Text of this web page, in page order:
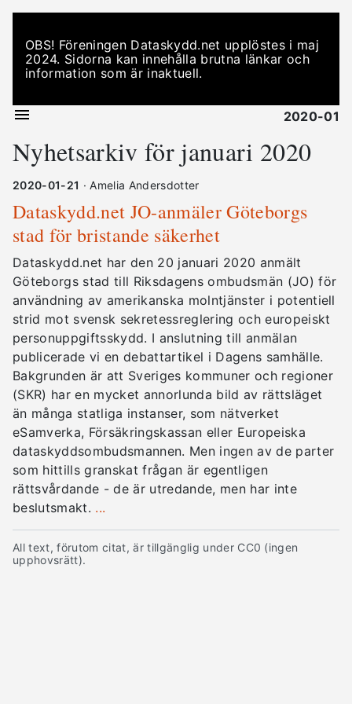
OBS! Föreningen Dataskydd.net upplöstes i maj
2024. Sidorna kan innehålla brutna länkar och
information som är inaktuell.
2020-01
Nyhetsarkiv för januari 2020
2020-01-21 · Amelia Andersdotter
Dataskydd.net JO-anmäler Göteborgs
stad för bristande säkerhet
Dataskydd.net har den 20 januari 2020 anmält
Göteborgs stad till Riksdagens ombudsmän (JO) för
användning av amerikanska molntjänster i potentiell
strid mot svensk sekretessreglering och europeiskt
personuppgiftsskydd. I anslutning till anmälan
publicerade vi en debattartikel i Dagens samhälle.
Bakgrunden är att Sveriges kommuner och regioner
(SKR) har en mycket annorlunda bild av rättsläget
än många statliga instanser, som nätverket
eSamverka, Försäkringskassan eller Europeiska
dataskyddsombudsmannen. Men ingen av de parter
som hittills granskat frågan är egentligen
rättsvårdande - de är utredande, men har inte
beslutsmakt. ...
All text, förutom citat, är tillgänglig under CC0 (ingen
upphovsrätt).